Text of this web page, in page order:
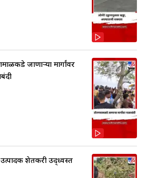
जाणाऱ्या मार्गांवर
शेतकरी उद्ध्वस्त